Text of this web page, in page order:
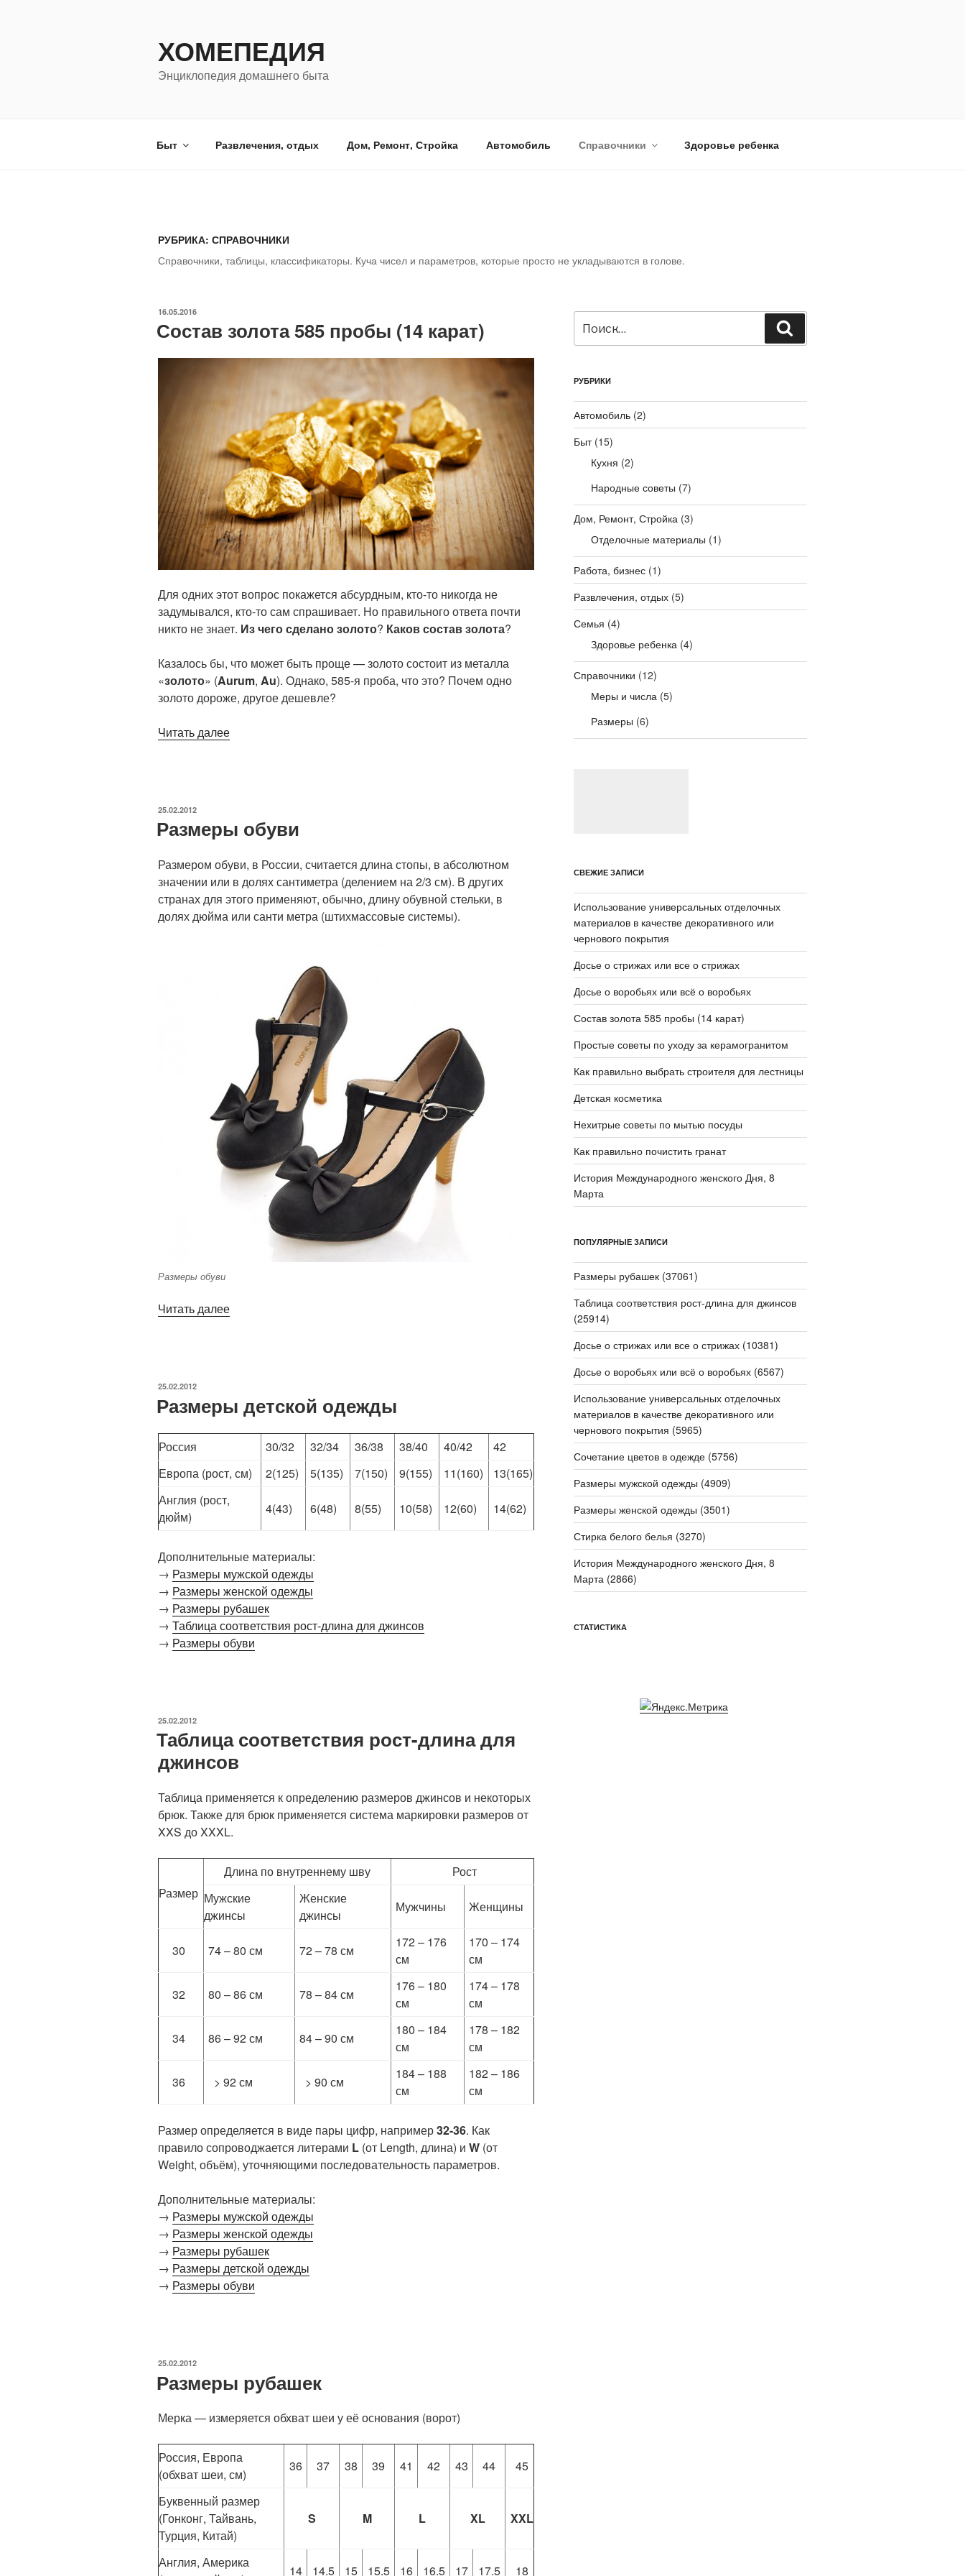
ХОМЕПЕДИЯ
Энциклопедия домашнего быта
Быт Развлечения, отдых Дом, Ремонт, Стройка Автомобиль Справочники Здоровье ребенка
РУБРИКА: СПРАВОЧНИКИ
Справочники, таблицы, классификаторы. Куча чисел и параметров, которые просто не укладываются в голове.
ОПУБЛИКОВАНО
16.05.2016
Состав золота 585 пробы (14 карат)
Для одних этот вопрос покажется абсурдным, кто-то никогда не
задумывался, кто-то сам спрашивает. Но правильного ответа почти
никто не знает. Из чего сделано золото? Каков состав золота?
Казалось бы, что может быть проще — золото состоит из металла
«золото» (Aurum, Au). Однако, 585-я проба, что это? Почем одно
золото дороже, другое дешевле?
Читать далее
карат)»
ОПУБЛИКОВАНО
25.02.2012
Размеры обуви
Размером обуви, в России, считается длина стопы, в абсолютном
значении или в долях сантиметра (делением на 2/3 см). В других
странах для этого применяют, обычно, длину обувной стельки, в
долях дюйма или санти метра (штихмассовые системы).
Размеры обуви
Читать далее
ОПУБЛИКОВАНО
25.02.2012
Размеры детской одежды
Россия 30/32 32/34 36/38 38/40 40/42
42
Европа (рост, см)
2(125) 5(135) 7(150) 9(155) 11(160)
13(165)
Англия (рост,
дюйм)
4(43) 6(48) 8(55) 10(58) 12(60) 14(62)
Дополнительные материалы:
→ Размеры мужской одежды
→ Размеры женской одежды
→ Размеры рубашек
→ Таблица соответствия рост-длина для джинсов
→ Размеры обуви
ОПУБЛИКОВАНО
25.02.2012
Таблица соответствия рост-длина для
джинсов
Таблица применяется к определению размеров джинсов и некоторых
брюк. Также для брюк применяется система маркировки размеров от
XXS до XXXL.
Размер
Длина по внутреннему шву
Рост
Мужские
джинсы
Женские
джинсы
Мужчины Женщины
30 74 – 80 см 72 – 78 см
172 – 176
см
170 – 174
см
32 80 – 86 см 78 – 84 см
176 – 180
см
174 – 178
см
34 86 – 92 см 84 – 90 см
180 – 184
см
178 – 182
см
36 > 92 см > 90 см
184 – 188
см
182 – 186
см
Размер определяется в виде пары цифр, например32-36. Как
правило сопроводжается литерами L (от Length, длина) и W (от
Weight, объём), уточняющими последовательность параметров.
Дополнительные материалы:
→ Размеры мужской одежды
→ Размеры женской одежды
→ Размеры рубашек
→ Размеры детской одежды
→ Размеры обуви
ОПУБЛИКОВАНО
25.02.2012
Размеры рубашек
Мерка — измеряется обхват шеи у её основания (ворот)
Россия, Европа
(обхват шеи, см)
36 37 38 39 41 42 43 44 45
Буквенный размер
(Гонконг, Тайвань,
Турция, Китай)
S M L XL XXL
Англия, Америка
14 14.5 15 15.5 16 16.5 17 17.5 18
РУБРИКИ
Автомобиль(2)
Быт(15)
Кухня (2)
Народные советы (7)
Дом, Ремонт, Стройка (3)
Отделочные материалы (1)
Работа, бизнес(1)
Развлечения, отдых(5)
Семья (4)
Здоровье ребенка (4)
Справочники (12)
Меры и числа (5)
Размеры (6)
СВЕЖИЕ ЗАПИСИ
Использование универсальных отделочных
материалов в качестве декоративного или
чернового покрытия
Досье о стрижах или все о стрижах
Досье о воробьях или всё о воробьях
Состав золота 585 пробы (14 карат)
Простые советы по уходу за керамогранитом
Как правильно выбрать строителя для лестницы
Детская косметика
Нехитрые советы по мытью посуды
Как правильно почистить гранат
История Международного женского Дня, 8
Марта
ПОПУЛЯРНЫЕ ЗАПИСИ
Размеры рубашек (37061)
Таблица соответствия рост-длина для джинсов
(25914)
Досье о стрижах или все о стрижах (10381)
Досье о воробьях или всё о воробьях (6567)
Использование универсальных отделочных
материалов в качестве декоративного или
чернового покрытия (5965)
Сочетание цветов в одежде (5756)
Размеры мужской одежды (4909)
Размеры женской одежды (3501)
Стирка белого белья (3270)
История Международного женского Дня, 8
Марта (2866)
СТАТИСТИКА